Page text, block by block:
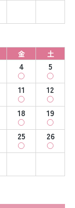
金 土
4
5
11
12
18
19
25
26